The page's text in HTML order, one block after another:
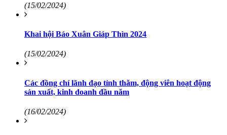
(15/02/2024)
Khai hội Báo Xuân Giáp Thìn 2024
(15/02/2024)
Các đồng chí lãnh đạo tỉnh thăm, động viên hoạt động
sản xuất, kinh doanh đầu năm
(16/02/2024)